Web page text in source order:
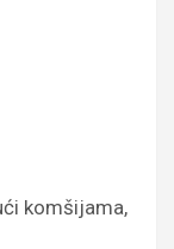
komšijama,